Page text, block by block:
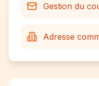
Gestion du
Adresse